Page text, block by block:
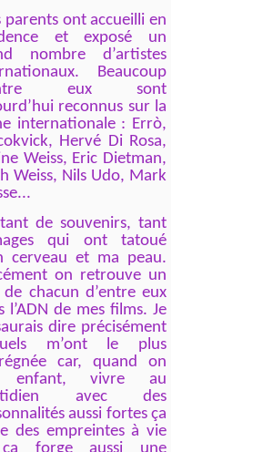
parents ont accueilli en
et exposé un
nombre d’artistes
Beaucoup
eux sont
reconnus sur la
internationale : Errò,
Hervé Di Rosa,
Weiss, Eric Dietman,
Weiss, Nils Udo, Mark
tant de souvenirs, tant
qui ont tatoué
cerveau et ma peau.
on retrouve un
de chacun d’entre eux
l’ADN de mes films. Je
dire précisément
m’ont le plus
car, quand on
enfant, vivre au
avec des
aussi fortes ça
des empreintes à vie